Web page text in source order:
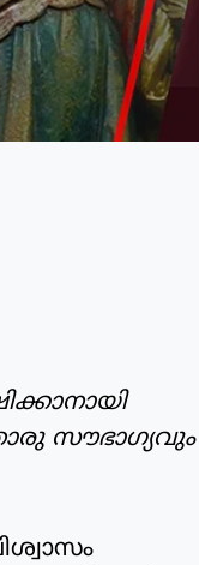
സൗഭാഗ്യവും